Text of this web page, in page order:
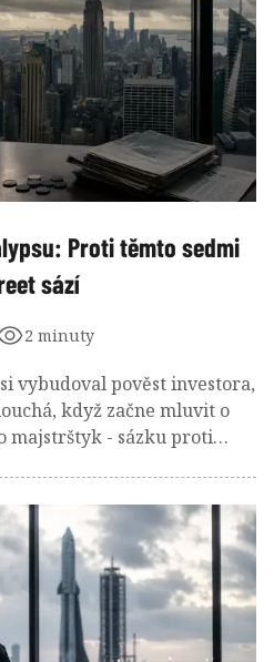
Proti těmto sedmi
sází
2 minuty
když začne mluvit o
majstrštyk - sázku proti
euforie je podle něj jen